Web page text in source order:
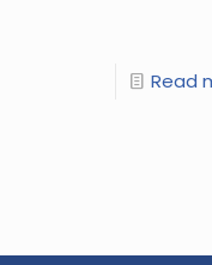
Read